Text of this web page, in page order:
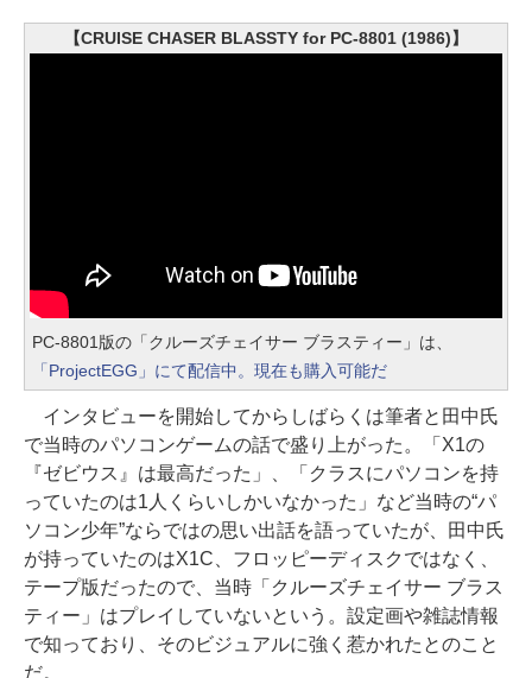
【CRUISE CHASER BLASSTY for PC-8801 (1986)】
PC-8801版の「クルーズチェイサー ブラスティー」は、
「ProjectEGG」にて配信中。現在も購入可能だ
インタビューを開始してからしばらくは筆者と田中氏
で当時のパソコンゲームの話で盛り上がった。「X1の
『ゼビウス』は最高だった」、「クラスにパソコンを持
っていたのは1人くらいしかいなかった」など当時の“パ
ソコン少年”ならではの思い出話を語っていたが、田中氏
が持っていたのはX1C、フロッピーディスクではなく、
テープ版だったので、当時「クルーズチェイサー ブラス
ティー」はプレイしていないという。設定画や雑誌情報
で知っており、そのビジュアルに強く惹かれたとのこと
だ。